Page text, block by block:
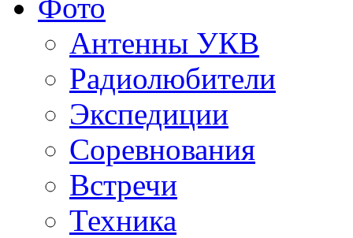
Фото
Антенны УКВ
Радиолюбители
Экспедиции
Соревнования
Встречи
Техника